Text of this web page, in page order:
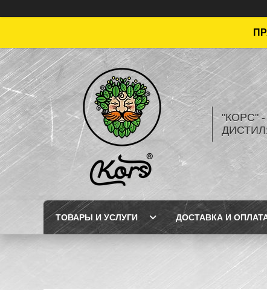
"КОРС"
ТОВАРЫ И УСЛУГИ ДОСТАВКА И